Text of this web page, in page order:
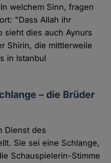
welchem Sinn, fragen
"Dass Allah ihr
sieht dies auch Aynurs
Shirin, die mittlerweile
in Istanbul
– die Brüder
Dienst des
Sie sei eine Schlange,
Schauspielerin-Stimme